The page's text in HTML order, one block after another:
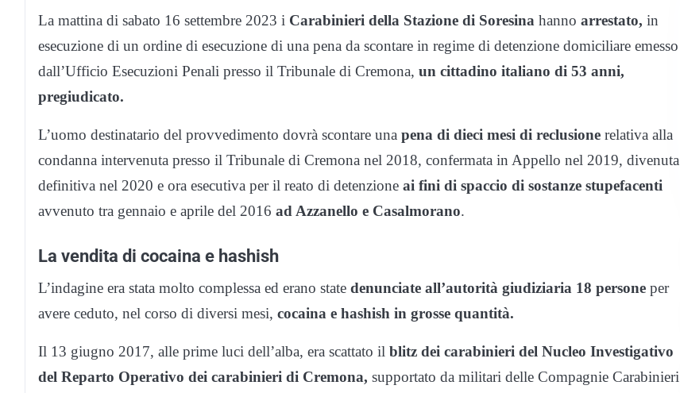
La mattina di sabato 16 settembre 2023 i Carabinieri della Stazione di Soresina hanno arrestato, in
esecuzione di un ordine di esecuzione di una pena da scontare in regime di detenzione domiciliare emesso
dall’Ufficio Esecuzioni Penali presso il Tribunale di Cremona, un cittadino italiano di 53 anni,
pregiudicato.
L’uomo destinatario del provvedimento dovrà scontare una pena di dieci mesi di reclusione relativa alla
condanna intervenuta presso il Tribunale di Cremona nel 2018, confermata in Appello nel 2019, divenuta
definitiva nel 2020 e ora esecutiva per il reato di detenzione ai fini di spaccio di sostanze stupefacenti
avvenuto tra gennaio e aprile del 2016 ad Azzanello e Casalmorano.
La vendita di cocaina e hashish
L’indagine era stata molto complessa ed erano state denunciate all’autorità giudiziaria 18 persone per
avere ceduto, nel corso di diversi mesi, cocaina e hashish in grosse quantità.
Il 13 giugno 2017, alle prime luci dell’alba, era scattato il blitz dei carabinieri del Nucleo Investigativo
del Reparto Operativo dei carabinieri di Cremona, supportato da militari delle Compagnie Carabinieri